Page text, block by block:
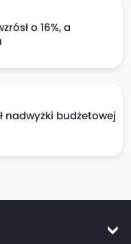
o 16%, a
nadwyżki budżetowej